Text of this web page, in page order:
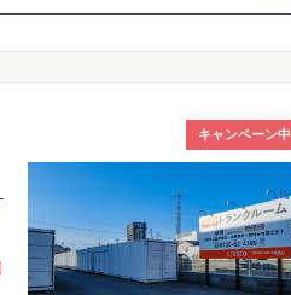
キャンペーン中